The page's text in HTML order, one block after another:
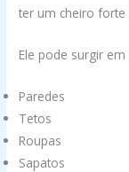
ter um cheiro forte
Ele pode surgir
Paredes
Tetos
Roupas
Sapatos